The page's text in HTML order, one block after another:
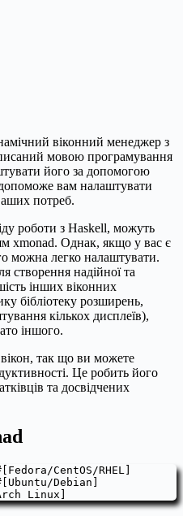
віконний менеджер з
мовою програмування
його за допомогою
вам налаштувати
потреб.
роботи з Haskell, можуть
xmonad. Однак, якщо у вас є
можна легко налаштувати.
створення надійної та
інших віконних
бібліотеку розширень,
кількох дисплеїв),
іншого.
вікон, так що ви можете
Це робить його
та досвідчених
CentOS/RHEL]
Debian]
Linux]